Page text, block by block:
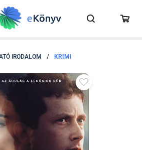
IRODALOM / KRIMI